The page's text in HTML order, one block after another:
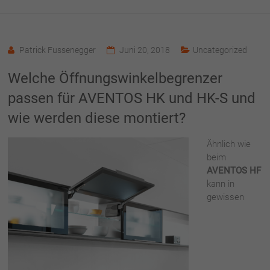
Patrick Fussenegger Juni 20, 2018 Uncategorized
Welche Öffnungswinkelbegrenzer
passen für AVENTOS HK und HK-S und
wie werden diese montiert?
Ähnlich wie
beim
AVENTOS HF
kann in
gewissen